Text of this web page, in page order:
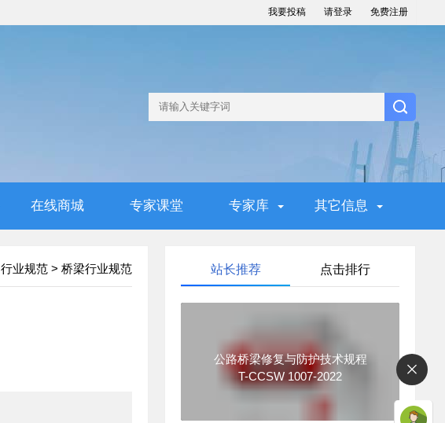
我要投稿 请登录 免费注册
在线商城 专家课堂 专家库 其它信息
行业规范 > 桥梁行业规范 站长推荐 点击排行
公路桥梁修复与防护技术规程
T-CCSW 1007-2022